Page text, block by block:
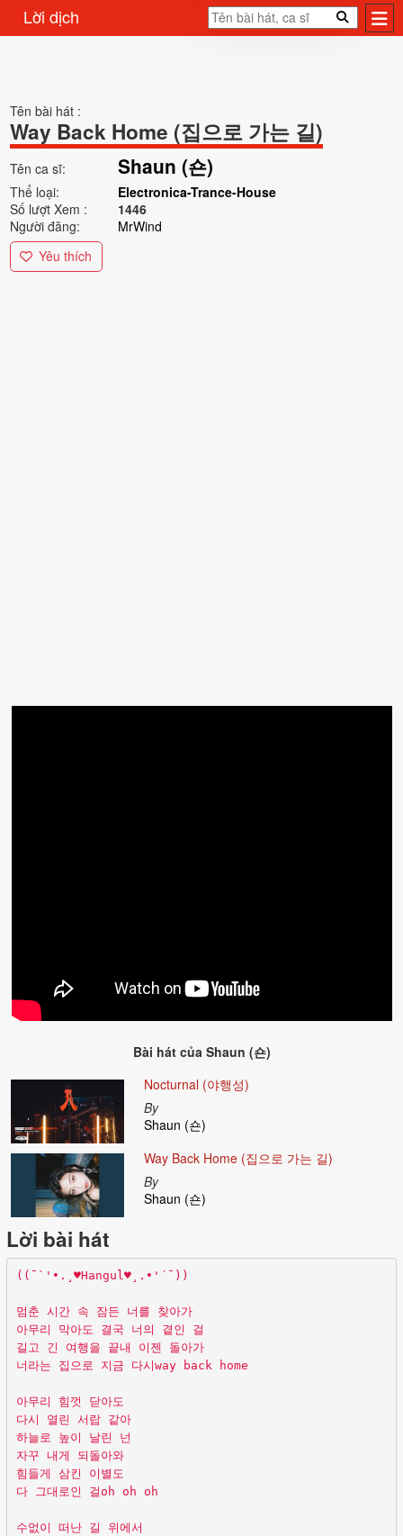
Lời dịch
Tên bài hát :
Way Back Home (집으로 가는 길)
Tên ca sĩ: Shaun (숀)
Thể loại:
Electronica-Trance-House
Số lượt Xem :
1446
Người đăng:
MrWind
Yêu thích
Bài hát của Shaun (숀)
Nocturnal (야행성)
By
Shaun (숀)
Way Back Home (집으로 가는 길)
By
Shaun (숀)
Lời bài hát
((¯`'•.¸♥Hangul♥¸.•'´¯))
멈춘 시간 속 잠든 너를 찾아가
아무리 막아도 결국 너의 곁인 걸
길고 긴 여행을 끝내 이젠 돌아가
너라는 집으로 지금 다시way back home
아무리 힘껏 닫아도
다시 열린 서랍 같아
하늘로 높이 날린 넌
자꾸 내게 되돌아와
힘들게 삼킨 이별도
다 그대로인 걸oh oh oh
수없이 떠난 길 위에서